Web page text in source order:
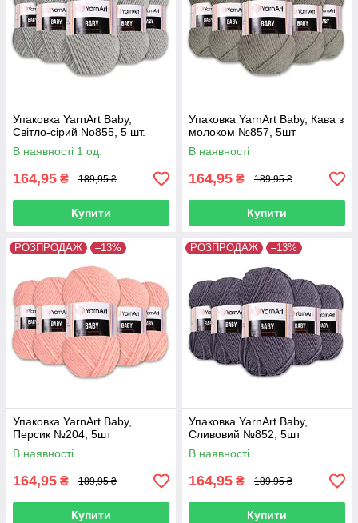
Упаковка YarnArt Baby,
Світло-сірий No855, 5 шт.
В наявності 1 од.
164,95 ₴ 189,95 ₴
Купити
Упаковка YarnArt Baby, Кава з
молоком №857, 5шт
В наявності
164,95 ₴ 189,95 ₴
Купити
РОЗПРОДАЖ –13%
Упаковка YarnArt Baby,
Персик №204, 5шт
В наявності
164,95 ₴ 189,95 ₴
Купити
РОЗПРОДАЖ –13%
Упаковка YarnArt Baby,
Сливовий №852, 5шт
В наявності
164,95 ₴ 189,95 ₴
Купити